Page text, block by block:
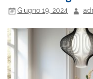
Giugno 19, 2024